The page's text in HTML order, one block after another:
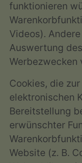
funktionieren
Videos).
Auswertung
Werbezwecken
Cookies, die
elektronischen
Bereitstellung
erwünschter
Website (z. B.